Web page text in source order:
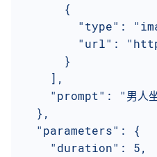
      {
"type":
"url":
      }
    ],
"prompt": "男人坐
  },
  "parameters": {
    "duration": 5,